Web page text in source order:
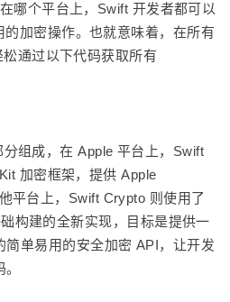
哪个平台上，Swift 开发者都可以
加密操作。也就意味着，在所有
通过以下代码获取所有
组成，在 Apple 平台上，Swift
加密框架，提供 Apple
平台上，Swift Crypto 则使用了
构建的全新实现，目标是提供一
简单易用的安全加密 API，让开发